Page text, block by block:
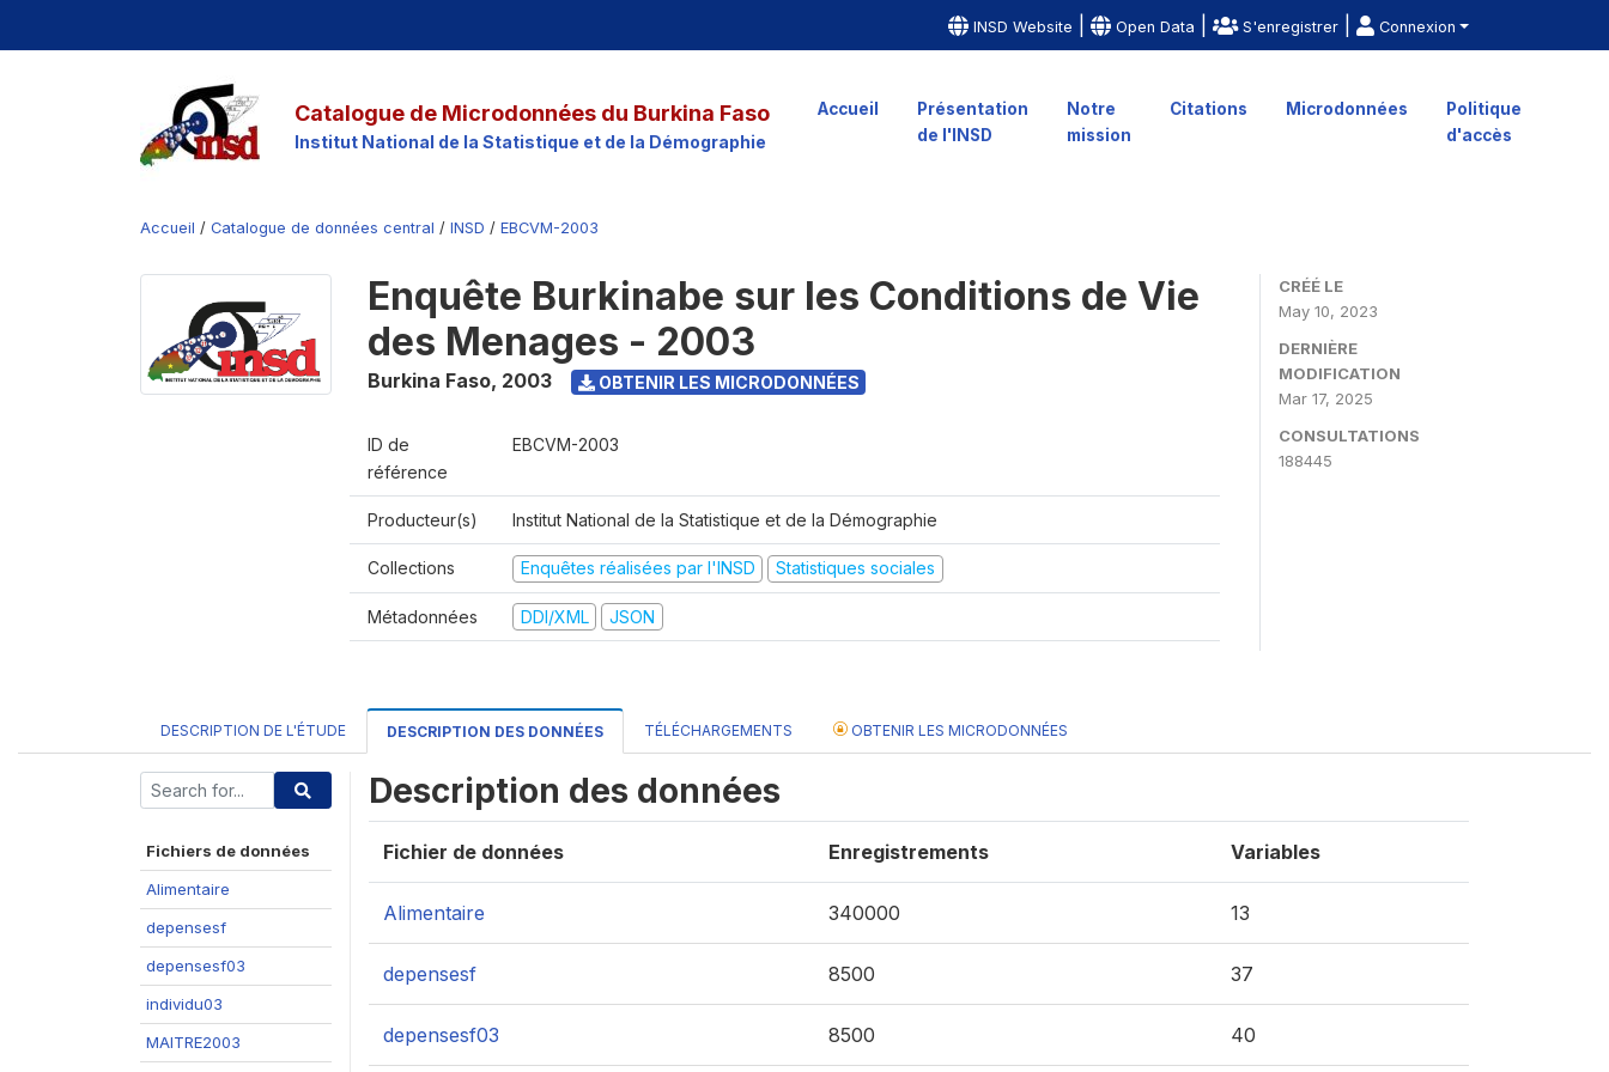
INSD Website | Open Data | S'enregistrer | Connexion
Catalogue de Microdonnées du Burkina Faso
Institut National de la Statistique et de la Démographie
Accueil
Présentation
de l'INSD
Notre
mission
Citations Microdonnées
Politique
d'accès
Accueil / Catalogue de données central / INSD / EBCVM-2003
Enquête Burkinabe sur les Conditions de Vie
des Menages - 2003
Burkina Faso, 2003 OBTENIR LES MICRODONNÉES
ID de
référence
EBCVM-2003
Producteur(s) Institut National de la Statistique et de la Démographie
Collections Enquêtes réalisées par l'INSD Statistiques sociales
Métadonnées DDI/XML JSON
CRÉÉ LE
May 10, 2023
DERNIÈRE
MODIFICATION
Mar 17, 2025
CONSULTATIONS
188445
DESCRIPTION DE L'ÉTUDE DESCRIPTION DES DONNÉES TÉLÉCHARGEMENTS OBTENIR LES MICRODONNÉES
Fichiers de données
Alimentaire
depensesf
depensesf03
individu03
MAITRE2003
Description des données
Fichier de données Enregistrements Variables
Alimentaire 340000 13
depensesf 8500 37
depensesf03 8500 40